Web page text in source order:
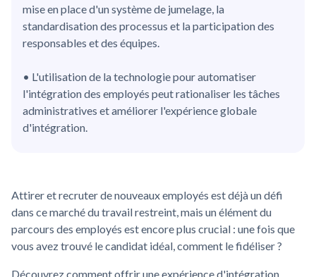
mise en place d'un système de jumelage, la
standardisation des processus et la participation des
responsables et des équipes.
• L'utilisation de la technologie pour automatiser
l'intégration des employés peut rationaliser les tâches
administratives et améliorer l'expérience globale
d'intégration.
Attirer et recruter de nouveaux employés est déjà un défi
dans ce marché du travail restreint, mais un élément du
parcours des employés est encore plus crucial : une fois que
vous avez trouvé le candidat idéal, comment le fidéliser ?
Découvrez comment offrir une expérience d'intégration